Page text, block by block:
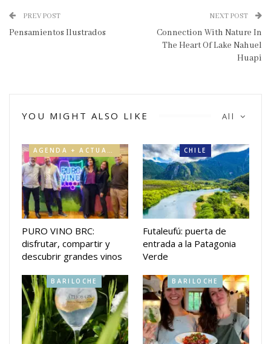
PREV POST
Pensamientos Ilustrados
NEXT POST
Connection With Nature In
The Heart Of Lake Nahuel
Huapi
All
YOU MIGHT ALSO LIKE
AGENDA + ACTUALIDAD
PURO VINO BRC:
disfrutar, compartir y
descubrir grandes vinos
CHILE
Futaleufú: puerta de
entrada a la Patagonia
Verde
BARILOCHE BARILOCHE